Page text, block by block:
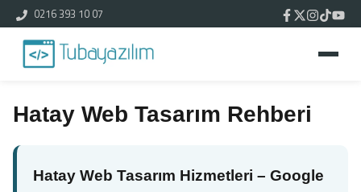
0216 393 10 07
Hatay Web Tasarım Rehberi
Hatay Web Tasarım Hizmetleri – Google